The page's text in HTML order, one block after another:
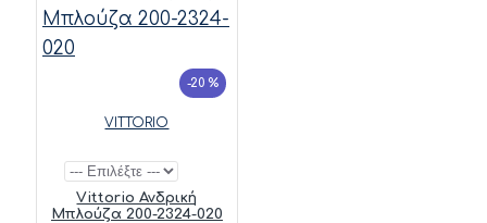
-20 %
VITTORIO
Vittorio Ανδρική
Μπλούζα 200-2324-020